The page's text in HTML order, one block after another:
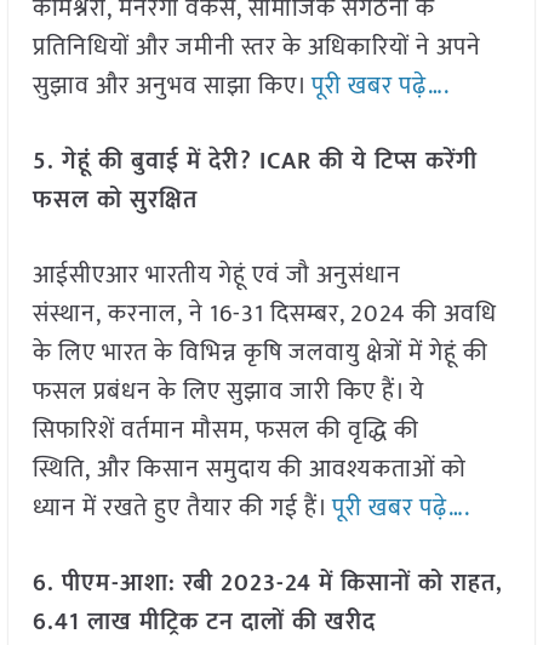
कमिश्नरों, मनरेगा वर्कर्स, सामाजिक संगठनों के
प्रतिनिधियों और जमीनी स्तर के अधिकारियों ने अपने
सुझाव और अनुभव साझा किए।पूरी खबर पढ़े….
5. गेहूं की बुवाई में देरी? ICAR की ये टिप्स करेंगी
फसल को सुरक्षित
आईसीएआर भारतीय गेहूं एवं जौ अनुसंधान
संस्थान, करनाल, ने 16-31 दिसम्बर, 2024 की अवधि
के लिए भारत के विभिन्न कृषि जलवायु क्षेत्रों में गेहूं की
फसल प्रबंधन के लिए सुझाव जारी किए हैं। ये
सिफारिशें वर्तमान मौसम, फसल की वृद्धि की
स्थिति, और किसान समुदाय की आवश्यकताओं को
ध्यान में रखते हुए तैयार की गई हैं।पूरी खबर पढ़े….
6. पीएम-आशा: रबी 2023-24 में किसानों को राहत,
6.41 लाख मीट्रिक टन दालों की खरीद